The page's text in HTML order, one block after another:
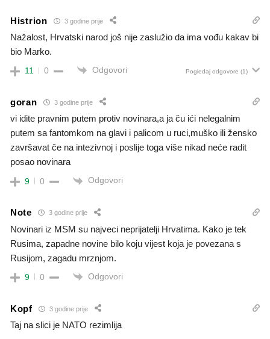
Histrion 3 godine prije
Nažalost, Hrvatski narod još nije zaslužio da ima vođu kakav bi
bio Marko.
11 0 Odgovori Pogledaj odgovore (1)
goran 3 godine prije
vi idite pravnim putem protiv novinara,a ja ču ići nelegalnim
putem sa fantomkom na glavi i palicom u ruci,muško ili žensko
završavat če na intezivnoj i poslije toga više nikad neće radit
posao novinara
9 0 Odgovori
Note 3 godine prije
Novinari iz MSM su najveci neprijatelji Hrvatima. Kako je tek
Rusima, zapadne novine bilo koju vijest koja je povezana s
Rusijom, zagadu mrznjom.
9 0 Odgovori
Kopf 3 godine prije
Taj na slici je NATO rezimlija